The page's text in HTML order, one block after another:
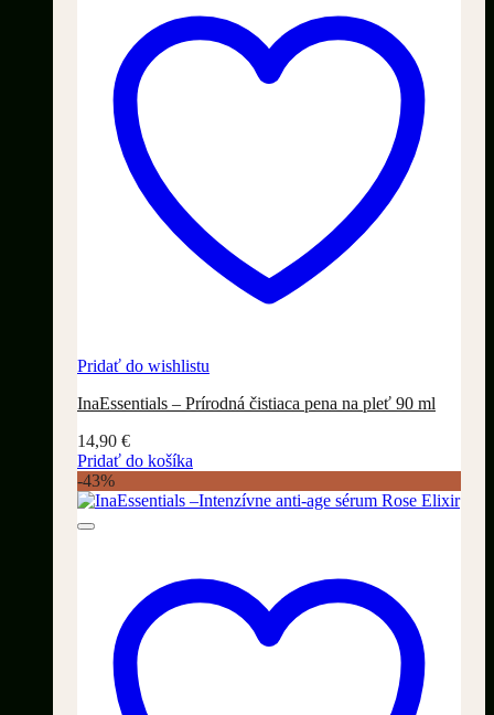
Pridať do wishlistu
InaEssentials – Prírodná čistiaca pena na pleť 90 ml
14,90 €
Pridať do košíka
-43%